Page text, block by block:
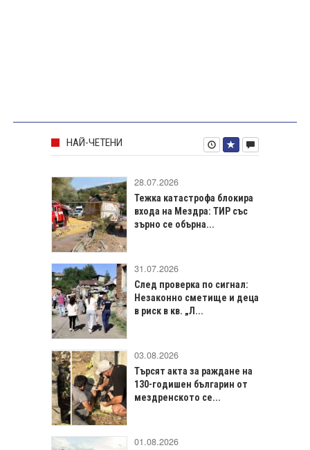
НАЙ-ЧЕТЕНИ
28.07.2026
Тежка катастрофа блокира
входа на Мездра: ТИР със
зърно се обърна...
31.07.2026
След проверка по сигнал:
Незаконно сметище и деца
в риск в кв. „Л...
03.08.2026
Търсят акта за раждане на
130-годишен българин от
мездренското се...
01.08.2026